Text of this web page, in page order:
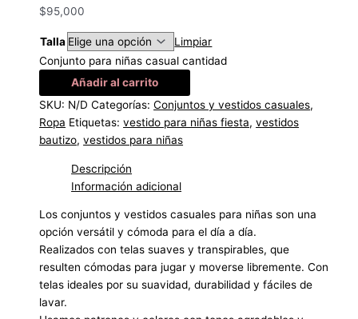
$95,000
Talla
Limpiar
Conjunto para niñas casual cantidad
Añadir al carrito
SKU: N/D Categorías:Conjuntos y vestidos casuales,
Ropa Etiquetas:vestido para niñas fiesta,vestidos
bautizo,vestidos para niñas
Descripción
Información adicional
Los conjuntos y vestidos casuales para niñas son una
opción versátil y cómoda para el día a día.
Realizados con telas suaves y transpirables, que
resulten cómodas para jugar y moverse libremente. Con
telas ideales por su suavidad, durabilidad y fáciles de
lavar.